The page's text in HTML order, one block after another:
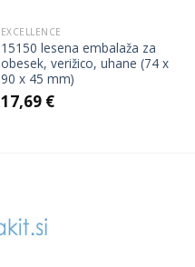
EXCELLENCE
15150 lesena embalaža za
obesek, verižico, uhane (74 x
90 x 45 mm)
17,69 €